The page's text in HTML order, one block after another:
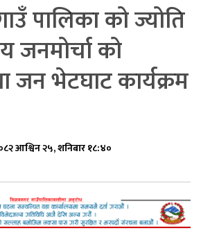
पालिका को ज्योति
जनमोर्चा को
जन भेटघाट कार्यक्रम
आश्विन २५, शनिबार १८:४०